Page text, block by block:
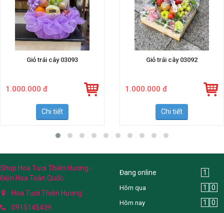
Giỏ trái cây 03093
1.000.000 đ
Chi tiết
Giỏ trái cây 03092
1.000.000 đ
Chi tiết
Shop Hoa Tươi Thiên Hương -
Điện Hoa Toàn Quốc
Hoa Tươi Thiên Hương
0915145439
Đang online 1
Hôm qua 1 0
Hôm nay 1 0